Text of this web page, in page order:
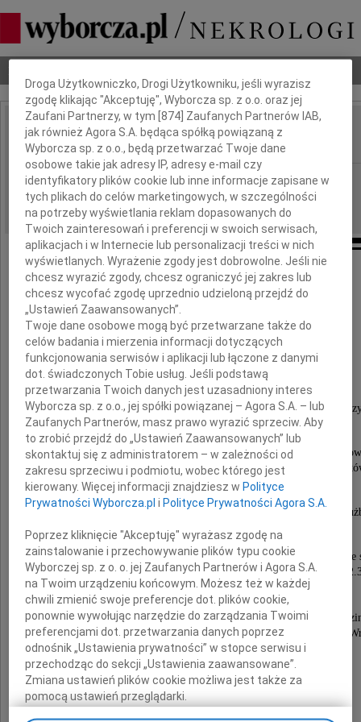
IMIĘ I NAZWISKO: Wojciech Zabłocki
REGION: Wrocław
DATA EMISJI: 15.10.2009
Z głębokim żalem zawiadamiamy,
że 12 października 2009 roku zmarł
dr inż.
Wojciech Zabłocki
adiunkt Instytutu Konstrukcji i Eksploatacji
Politechniki Wrocławskiej.
Odszedł od nas ceniony dydaktyk, doskonały
wspaniały kolega oraz podziwiany przez
nauczyciel akademicki.
Odznaczony Złotym Medalem za Długoletnią
Złotą Odznaką Politechniki Wrocławskiej.
Msza święta żałobna za Duszę Zmarłego odbędzie
w dniu 16 października 2009 roku o godzinie
w kościele pw. Matki Bożej Pocieszenia
przy ulicy Wittiga 10 we Wrocławiu.
Pogrzeb odbędzie się 16 października 2009 roku o
na Cmentarzu Świętej Rodziny przy ulicy Smętnej we
Wyrazy współczucia
Rodzinie
Dbamy o Twoją prywatność
Droga Użytkowniczko, Drogi Użytkowniku, jeśli wyrazisz
zgodę klikając "Akceptuję", Wyborcza sp. z o.o. oraz jej
Zaufani Partnerzy, w tym [874] Zaufanych Partnerów IAB,
jak również Agora S.A. będąca spółką powiązaną z
Wyborcza sp. z o.o., będą przetwarzać Twoje dane
osobowe takie jak adresy IP, adresy e-mail czy
identyfikatory plików cookie lub inne informacje zapisane w
tych plikach do celów marketingowych, w szczególności
na potrzeby wyświetlania reklam dopasowanych do
Twoich zainteresowań i preferencji w swoich serwisach,
aplikacjach i w Internecie lub personalizacji treści w nich
wyświetlanych. Wyrażenie zgody jest dobrowolne. Jeśli nie
chcesz wyrazić zgody, chcesz ograniczyć jej zakres lub
chcesz wycofać zgodę uprzednio udzieloną przejdź do
„Ustawień Zaawansowanych”.
Twoje dane osobowe mogą być przetwarzane także do
celów badania i mierzenia informacji dotyczących
funkcjonowania serwisów i aplikacji lub łączone z danymi
dot. świadczonych Tobie usług. Jeśli podstawą
przetwarzania Twoich danych jest uzasadniony interes
Wyborcza sp. z o.o., jej spółki powiązanej – Agora S.A. – lub
Zaufanych Partnerów, masz prawo wyrazić sprzeciw. Aby
to zrobić przejdź do „Ustawień Zaawansowanych” lub
skontaktuj się z administratorem – w zależności od
zakresu sprzeciwu i podmiotu, wobec którego jest
kierowany. Więcej informacji znajdziesz wPolityce
Prywatności Wyborcza.pl iPolityce Prywatności Agora S.A.
Poprzez kliknięcie "Akceptuję" wyrażasz zgodę na
zainstalowanie i przechowywanie plików typu cookie
Wyborczej sp. z o. o. jej Zaufanych Partnerów i Agora S.A.
na Twoim urządzeniu końcowym. Możesz też w każdej
chwili zmienić swoje preferencje dot. plików cookie,
ponownie wywołując narzędzie do zarządzania Twoimi
preferencjami dot. przetwarzania danych poprzez
odnośnik „Ustawienia prywatności” w stopce serwisu i
przechodząc do sekcji „Ustawienia zaawansowane”.
Zmiana ustawień plików cookie możliwa jest także za
pomocą ustawień przeglądarki.